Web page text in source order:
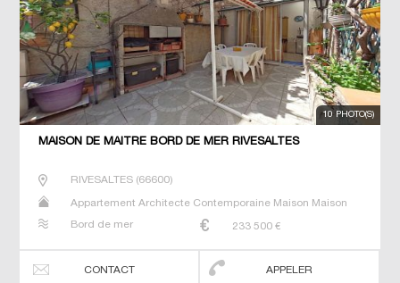
10 PHOTO(S)
MAISON DE MAÎTRE BORD DE MER RIVESALTES
RIVESALTES(66600)
Appartement Architecte Contemporaine Maison Maison
Bord de mer
233 500 €
CONTACT APPELER